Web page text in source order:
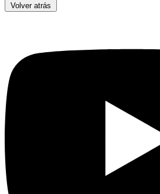
Volver atrás